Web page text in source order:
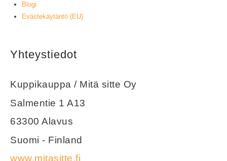
Blogi
Evästekäytäntö (EU)
Yhteystiedot
Kuppikauppa / Mitä sitte Oy
Salmentie 1 A13
63300 Alavus
Suomi - Finland
www.mitasitte.fi